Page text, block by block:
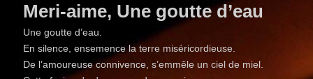
Meri-aime, Une goutte d’eau
Une goutte d’eau.
En silence, ensemence la terre miséricordieuse.
De l’amoureuse connivence, s’emmêle un ciel de miel.